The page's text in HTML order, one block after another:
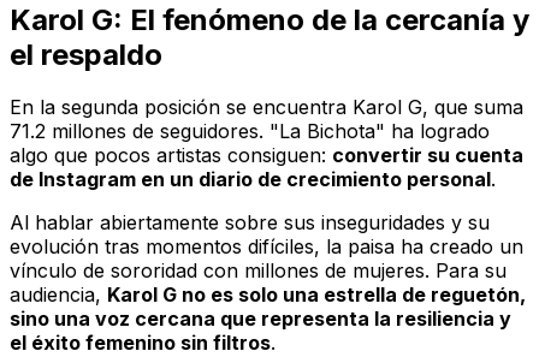
Karol G: El fenómeno de la cercanía y
el respaldo
En la segunda posición se encuentra Karol G, que suma
71.2 millones de seguidores. "La Bichota" ha logrado
algo que pocos artistas consiguen: convertir su cuenta
de Instagram en un diario de crecimiento personal.
Al hablar abiertamente sobre sus inseguridades y su
evolución tras momentos difíciles, la paisa ha creado un
vínculo de sororidad con millones de mujeres. Para su
audiencia, Karol G no es solo una estrella de reguetón,
sino una voz cercana que representa la resiliencia y
el éxito femenino sin filtros.